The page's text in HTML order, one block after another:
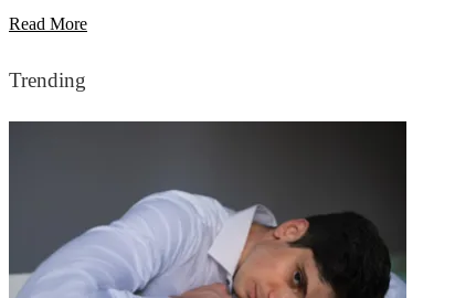
Read More
Trending